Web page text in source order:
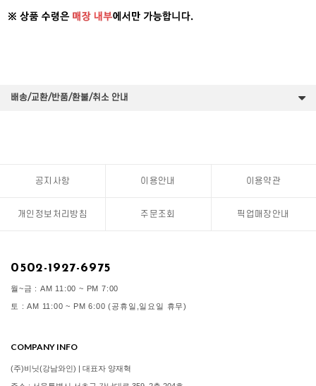
배송/교환/반품/환불/취소 안내
공지사항 이용안내 이용약관
개인정보처리방침 주문조회 픽업매장안내
0502-1927-6975
월~금 : AM 11:00 ~ PM 7:00
토 : AM 11:00 ~ PM 6:00 (공휴일,일요일 휴무)
COMPANY INFO
(주)비닛(강남와인) | 대표자 양재혁